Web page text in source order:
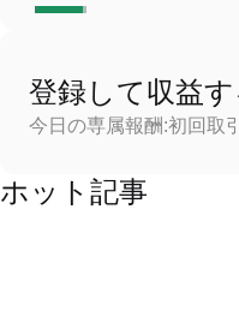
登録して収益す
今日の専属報酬:初回取
ホット記事